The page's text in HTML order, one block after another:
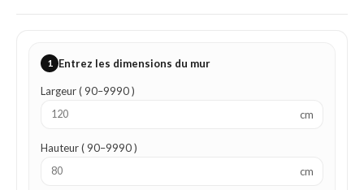
1 Entrez les dimensions du mur
Largeur ( 90–9990 )
cm
Hauteur ( 90–9990 )
cm